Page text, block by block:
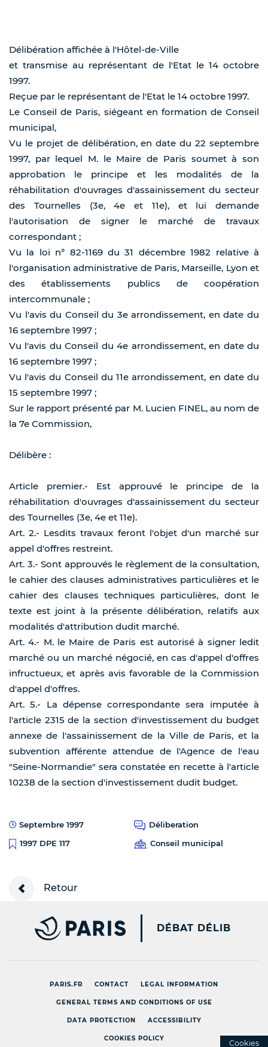
Délibération affichée à l'Hôtel-de-Ville
et transmise au représentant de l'Etat le 14 octobre
1997.
Reçue par le représentant de l'Etat le 14 octobre 1997.
Le Conseil de Paris, siégeant en formation de Conseil
municipal,
Vu le projet de délibération, en date du 22 septembre
1997, par lequel M. le Maire de Paris soumet à son
approbation le principe et les modalités de la
réhabilitation d'ouvrages d'assainissement du secteur
des Tournelles (3e, 4e et 11e), et lui demande
l'autorisation de signer le marché de travaux
correspondant ;
Vu la loi n° 82-1169 du 31 décembre 1982 relative à
l'organisation administrative de Paris, Marseille, Lyon et
des établissements publics de coopération
intercommunale ;
Vu l'avis du Conseil du 3e arrondissement, en date du
16 septembre 1997 ;
Vu l'avis du Conseil du 4e arrondissement, en date du
16 septembre 1997 ;
Vu l'avis du Conseil du 11e arrondissement, en date du
15 septembre 1997 ;
Sur le rapport présenté par M. Lucien FINEL, au nom de
la 7e Commission,
Délibère :
Article premier.- Est approuvé le principe de la
réhabilitation d'ouvrages d'assainissement du secteur
des Tournelles (3e, 4e et 11e).
Art. 2.- Lesdits travaux feront l'objet d'un marché sur
appel d'offres restreint.
Art. 3.- Sont approuvés le règlement de la consultation,
le cahier des clauses administratives particulières et le
cahier des clauses techniques particulières, dont le
texte est joint à la présente délibération, relatifs aux
modalités d'attribution dudit marché.
Art. 4.- M. le Maire de Paris est autorisé à signer ledit
marché ou un marché négocié, en cas d'appel d'offres
infructueux, et après avis favorable de la Commission
d'appel d'offres.
Art. 5.- La dépense correspondante sera imputée à
l'article 2315 de la section d'investissement du budget
annexe de l'assainissement de la Ville de Paris, et la
subvention afférente attendue de l'Agence de l'eau
"Seine-Normandie" sera constatée en recette à l'article
10238 de la section d'investissement dudit budget.
Septembre 1997
Déliberation
1997 DPE 117
Conseil municipal
Retour
PARIS.FR [NEW
DÉBAT DÉLIB
PARIS.FR CONTACT LEGAL INFORMATION
GENERAL TERMS AND CONDITIONS OF USE
DATA PROTECTION ACCESSIBILITY
COOKIES POLICY